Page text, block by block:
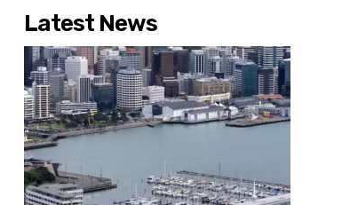
Latest News